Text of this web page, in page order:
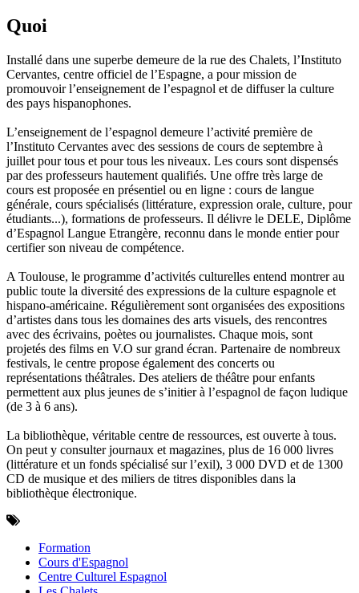
Quoi
Installé dans une superbe demeure de la rue des Chalets, l’Instituto
Cervantes, centre officiel de l’Espagne, a pour mission de
promouvoir l’enseignement de l’espagnol et de diffuser la culture
des pays hispanophones.
L’enseignement de l’espagnol demeure l’activité première de
l’Instituto Cervantes avec des sessions de cours de septembre à
juillet pour tous et pour tous les niveaux. Les cours sont dispensés
par des professeurs hautement qualifiés. Une offre très large de
cours est proposée en présentiel ou en ligne : cours de langue
générale, cours spécialisés (littérature, expression orale, culture, pour
étudiants...), formations de professeurs. Il délivre le DELE, Diplôme
d’Espagnol Langue Etrangère, reconnu dans le monde entier pour
certifier son niveau de compétence.
A Toulouse, le programme d’activités culturelles entend montrer au
public toute la diversité des expressions de la culture espagnole et
hispano-américaine. Régulièrement sont organisées des expositions
d’artistes dans tous les domaines des arts visuels, des rencontres
avec des écrivains, poètes ou journalistes. Chaque mois, sont
projetés des films en V.O sur grand écran. Partenaire de nombreux
festivals, le centre propose également des concerts ou
représentations théâtrales. Des ateliers de théâtre pour enfants
permettent aux plus jeunes de s’initier à l’espagnol de façon ludique
(de 3 à 6 ans).
La bibliothèque, véritable centre de ressources, est ouverte à tous.
On peut y consulter journaux et magazines, plus de 16 000 livres
(littérature et un fonds spécialisé sur l’exil), 3 000 DVD et de 1300
CD de musique et des miliers de titres disponibles dans la
bibliothèque électronique.
Formation
Cours d'Espagnol
Centre Culturel Espagnol